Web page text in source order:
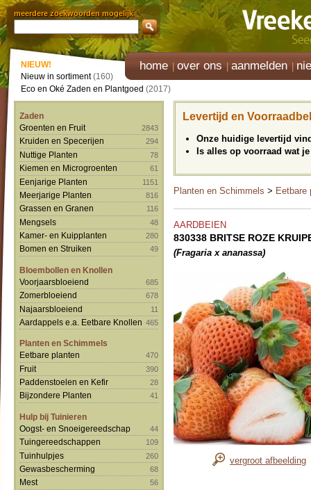
meerdere zoekwoorden mogelijk
home over ons aanmelden
NIEUW!
Nieuw in sortiment(160)
Eco en Oké Zaden en Plantgoed (2017)
Zaden
Groenten en Fruit
2843
Kruiden en Specerijen 294
Nuttige Planten 78
Kiemen en Microgroenten 61
Eenjarige Planten 1151
Meerjarige Planten 816
Grassen en Granen 116
Mengsels 48
Kamer- en Kuipplanten 280
Bomen en Struiken 49
Bloembollen en Knollen
Voorjaarsbloeiend
685
Zomerbloeiend 678
Najaarsbloeiend 11
Aardappels e.a. Eetbare Knollen 465
Planten en Schimmels
Eetbare planten
470
Fruit 390
Paddenstoelen en Kefir 28
Bijzondere Planten 41
Hulp bij Tuinieren
Oogst- en Snoeigereedschap
44
Tuingereedschappen 109
Tuinhulpjes 260
Gewasbescherming 68
Mest 56
Levertijd en
Onze huidige levertijd
Is alles op voorraad wat
Planten en Schimmels > Eetbare
AARDBEIEN
830338 BRITSE ROZE
(Fragaria x ananassa)
vergroot afbeelding